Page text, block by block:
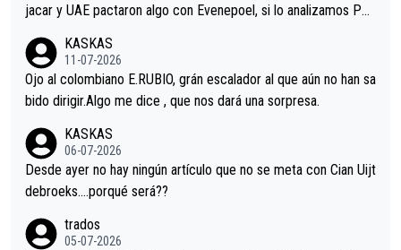
jacar y UAE pactaron algo con Evenepoel, si lo analizamos Poj
i sin pedalear, luego está el saludo con Evenepoel dándose la
mano de una manera muy fraternal, más allá de los típicos toqu
es en el hombro con que saludaba a Vingegard. Ahí hubo una in
eta, a ver si por querer poner a Del Toro con calzador en posi
ción de podio UAE y Pojacar se van complicar el tour.
KASKAS
11-07-2026
Ojo al colombiano E.RUBIO, grán escalador al que aún no han sa
bido dirigir.Algo me dice , que nos dará una sorpresa.
KASKAS
06-07-2026
Desde ayer no hay ningún artículo que no se meta con Cian Uijt
debroeks….porqué será??
trados
05-07-2026